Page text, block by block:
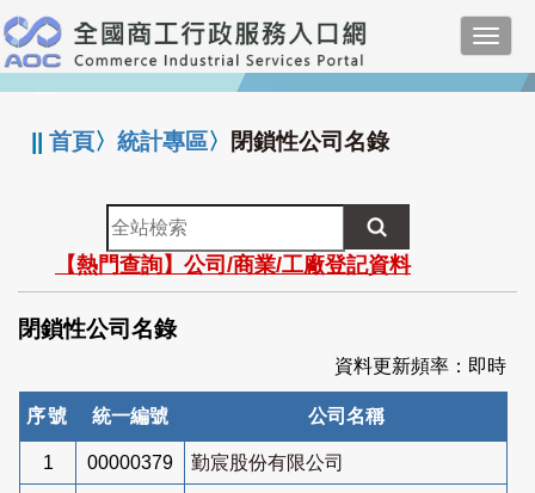
跳
到
主
要
:::
||首頁〉統計專區〉 閉鎖性公司名錄
全
站
檢
索
【熱門查詢】公司/商業/工廠登記資料
閉鎖性公司名錄
資料更新頻率：即時
序號 統一編號 公司名稱
1 00000379 勤宸股份有限公司